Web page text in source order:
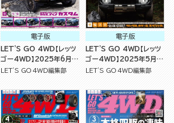
電子版
LET'S GO 4WD【レッツ
ゴー4WD】2025年6月号
[雑誌]
LET'S GO 4WD編集部
電子版
LET'S GO 4WD【レッツ
ゴー4WD】2025年5月号
[雑誌]
LET'S GO 4WD編集部